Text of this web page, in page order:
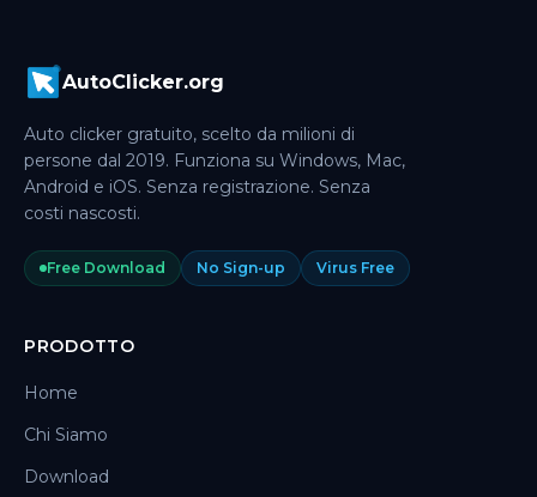
AutoClicker.org
Auto clicker gratuito, scelto da milioni di
persone dal 2019. Funziona su Windows, Mac,
Android e iOS. Senza registrazione. Senza
costi nascosti.
Free Download No Sign-up Virus Free
PRODOTTO
Home
Chi Siamo
Download